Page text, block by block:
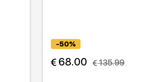
-50%
68.00 135.99